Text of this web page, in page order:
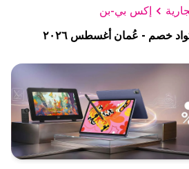
إكس بي-بن
خصم - عُمان أغسطس ٢٠٢٦